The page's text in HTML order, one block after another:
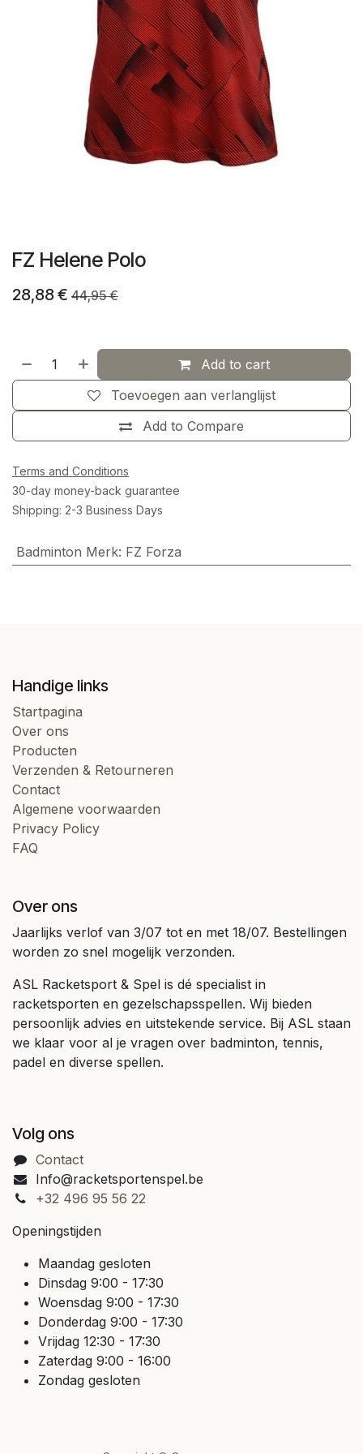
FZ Helene Polo
28,88€ 44,95€
Add to cart
Add to Compare
Toevoegen aan verlanglijst
Terms and Conditions
30-day money-back guarantee
Shipping: 2-3 Business Days
Badminton Merk: FZ Forza
Handige links
Startpagina
Over ons
Producten
Verzenden & Retourneren
Contact
Algemene voorwaarden
Privacy Policy
FAQ
Over ons
Jaarlijks verlof van 3/07 tot en met 18/07. Bestellingen
worden zo snel mogelijk verzonden.
ASL Racketsport & Spel is dé specialist in
racketsporten en gezelschapsspellen. Wij bieden
persoonlijk advies en uitstekende service. Bij ASL staan
we klaar voor al je vragen over badminton, tennis,
padel en diverse spellen.
Volg ons
Contact
Info@racketsportenspel.be
+32 496 95 56 22
Openingstijden
Maandag gesloten
Dinsdag 9:00 - 17:30
Woensdag 9:00 - 17:30
Donderdag 9:00 - 17:30
Vrijdag 12:30 - 17:30
Zaterdag 9:00 - 16:00
Zondag gesloten